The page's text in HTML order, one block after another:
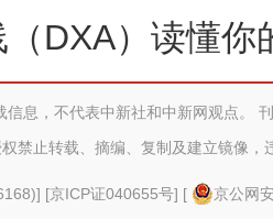
DXA）读懂你
信息，不代表中新社和中新网观点。
禁止转载、摘编、复制及建立镜像，
] [京ICP证040655号] [
京公网